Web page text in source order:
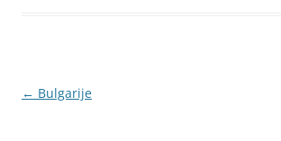
Berichtnavigatie
← Bulgarije